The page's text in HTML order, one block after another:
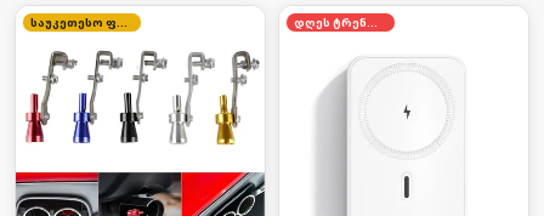
საუკეთესო ფასი დღეს ტრენდში